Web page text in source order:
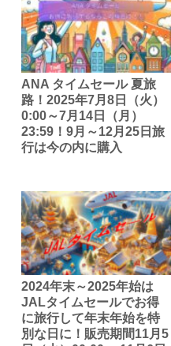
ANA タイムセール 夏旅
路！2025年7月8日（火）
0:00～7月14日（月）
23:59！9月～12月25日旅
行は今の内に購入
2024年末～2025年始は
JALタイムセールでお得
に旅行して年末年始を特
別な日に！販売期間11月5